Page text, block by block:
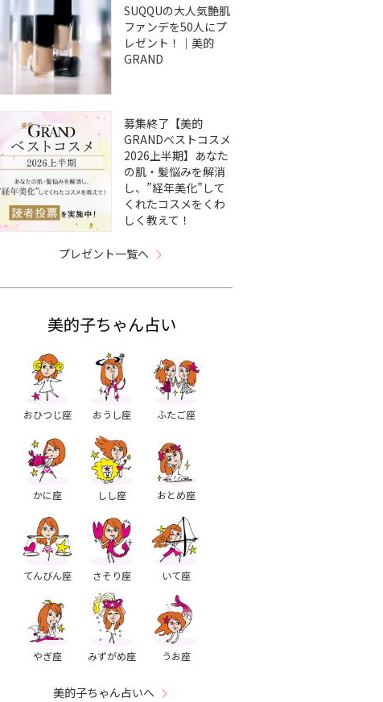
SUQQUの大人気艶肌
ファンデを50人にプ
レゼント！｜美的
GRAND
募集終了【美的
GRANDベストコスメ
2026上半期】あなた
の肌・髪悩みを解消
し、”経年美化”して
くれたコスメをくわ
しく教えて！
プレゼント一覧へ
美的子ちゃん占い
おひつじ座 おうし座 ふたご座
かに座 しし座 おとめ座
てんびん座 さそり座 いて座
やぎ座 みずがめ座 うお座
美的子ちゃん占いへ